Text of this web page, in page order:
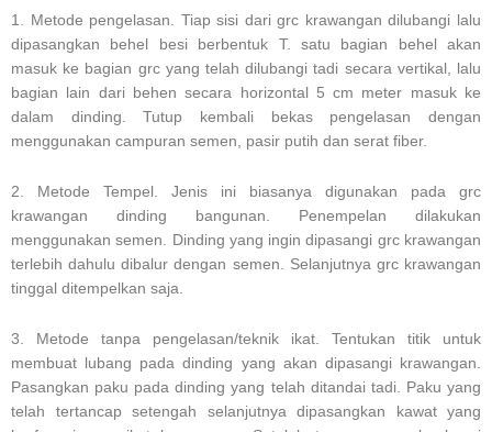
1. Metode pengelasan. Tiap sisi dari grc krawangan dilubangi lalu
dipasangkan behel besi berbentuk T. satu bagian behel akan
masuk ke bagian grc yang telah dilubangi tadi secara vertikal, lalu
bagian lain dari behen secara horizontal 5 cm meter masuk ke
dalam dinding. Tutup kembali bekas pengelasan dengan
menggunakan campuran semen, pasir putih dan serat fiber.
2. Metode Tempel. Jenis ini biasanya digunakan pada grc
krawangan dinding bangunan. Penempelan dilakukan
menggunakan semen. Dinding yang ingin dipasangi grc krawangan
terlebih dahulu dibalur dengan semen. Selanjutnya grc krawangan
tinggal ditempelkan saja.
3. Metode tanpa pengelasan/teknik ikat. Tentukan titik untuk
membuat lubang pada dinding yang akan dipasangi krawangan.
Pasangkan paku pada dinding yang telah ditandai tadi. Paku yang
telah tertancap setengah selanjutnya dipasangkan kawat yang